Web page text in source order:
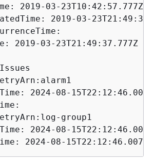
2019-03-23T10:42:57.777Z
2019-03-
2019-03-23T21:49:37.777Z
2024-08-15T22:12:46.007Z
group1
2024-08-15T22:12:46.007Z